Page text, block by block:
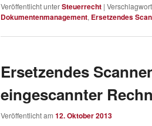
Veröffentlicht unterSteuerrecht |
Dokumentenmanagement, Ersetzendes
Ersetzendes
eingescannter
Veröffentlicht am 12. Oktober 2013